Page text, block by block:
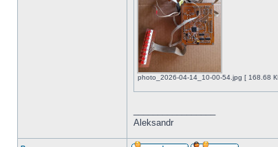
photo_2026-04-14_10-00-54.jpg [ 168.68
Aleksandr